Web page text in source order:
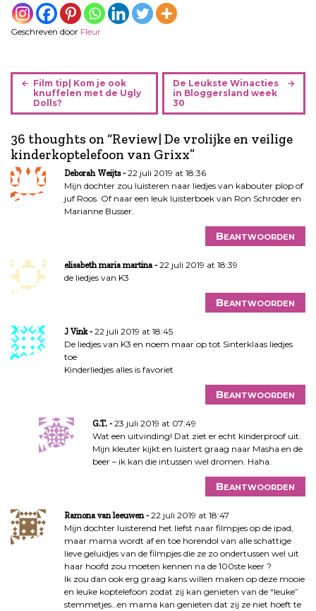
Geschreven door Fleur
B
r
c
h
t
n
a
a
t
i
Film tip| Kom je ook
knuffelen met de Ugly
Dolls?
De Leukste Winacties
in Bloggersland week
30
36 thoughts on “Review| De vrolijke en veilige
kinderkoptelefoon van Grixx”
Deborah Weijts
22 juli 2019 at 18:36
Mijn dochter zou luisteren naar liedjes van kabouter plop of
juf Roos. Of naar een leuk luisterboek van Ron Schröder en
Marianne Busser.
Beantwoorden
elisabeth maria martina
22 juli 2019 at 18:39
de liedjes van K3
Beantwoorden
J Vink
22 juli 2019 at 18:45
De liedjes van K3 en noem maar op tot Sinterklaas liedjes
toe
Kinderliedjes alles is favoriet
Beantwoorden
G.T.
23 juli 2019 at 07:49
Wat een uitvinding! Dat ziet er echt kinderproof uit.
Mijn kleuter kijkt en luistert graag naar Masha en de
beer – ik kan die intussen wel dromen. Haha.
Beantwoorden
Ramona van leeuwen
22 juli 2019 at 18:47
Mijn dochter luisterend het liefst naar filmpjes op de ipad,
maar mama wordt af en toe horendol van alle schattige
lieve geluidjes van de filmpjes die ze zo ondertussen wel uit
haar hoofd zou moeten kennen na de 100ste keer ?
Ik zou dan ook erg graag kans willen maken op deze mooie
en leuke koptelefoon zodat zij kan genieten van de “leuke”
stemmetjes…en mama kan genieten dat zij ze niet hoeft te